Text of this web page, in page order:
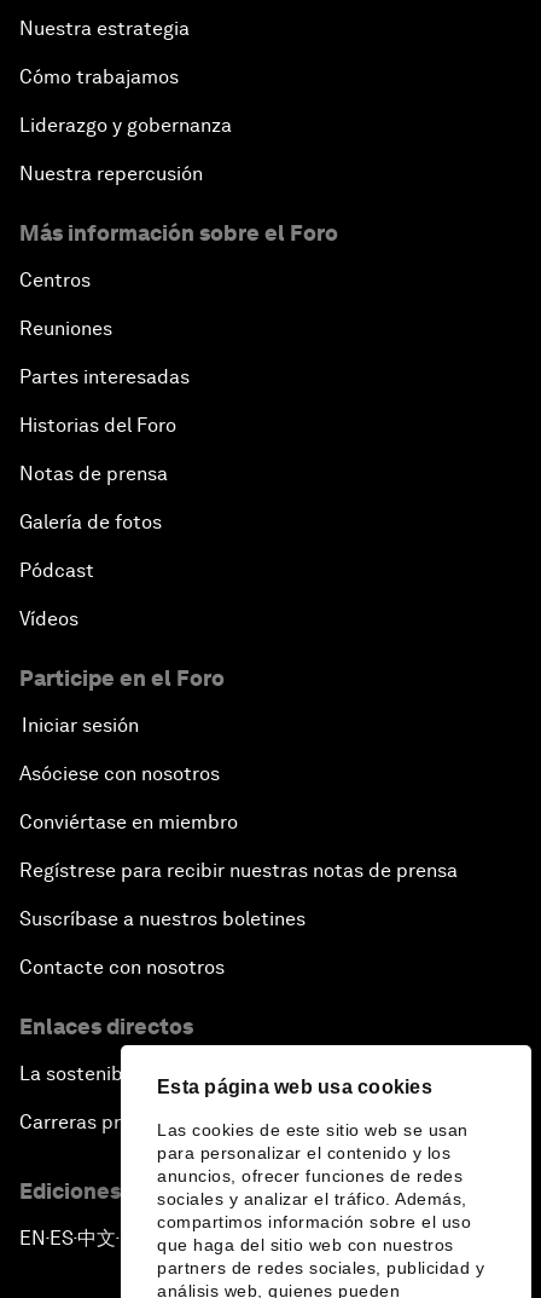
Esta página web usa cookies
Las cookies de este sitio web se usan
para personalizar el contenido y los
anuncios, ofrecer funciones de redes
sociales y analizar el tráfico. Además,
compartimos información sobre el uso
que haga del sitio web con nuestros
partners de redes sociales, publicidad y
análisis web, quienes pueden
Nuestra estrategia
Cómo trabajamos
Liderazgo y gobernanza
Nuestra repercusión
Más información sobre el Foro
Centros
Reuniones
Partes interesadas
Historias del Foro
Notas de prensa
Galería de fotos
Pódcast
Vídeos
Participe en el Foro
Iniciar sesión
Asóciese con nosotros
Conviértase en miembro
Regístrese para recibir nuestras notas de prensa
Suscríbase a nuestros boletines
Contacte con nosotros
Enlaces directos
La sostenibilidad en el Foro
Carreras profesionales
Ediciones en otros idiomas
EN ▪ES▪中文▪ 日本語